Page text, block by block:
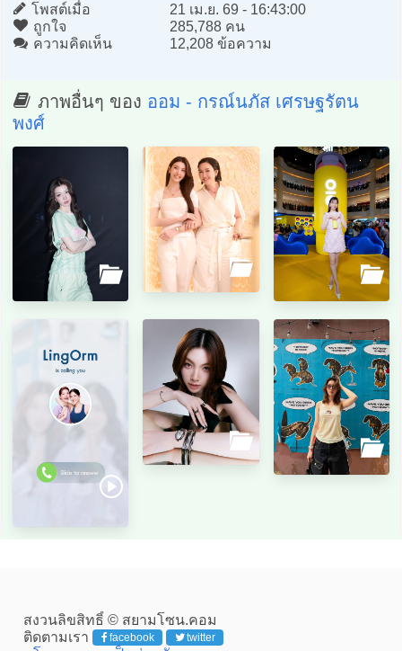
โพสต์เมื่อ
21 เม.ย. 69 - 16:43:00
ถูกใจ
285,788 คน
ความคิดเห็น
12,208 ข้อความ
ภาพอื่นๆ ของ ออม - กรณ์นภัส เศรษฐรัตน
พงศ์
สงวนลิขสิทธิ์ © สยามโซน.คอม
ติดตามเรา
facebook twitter